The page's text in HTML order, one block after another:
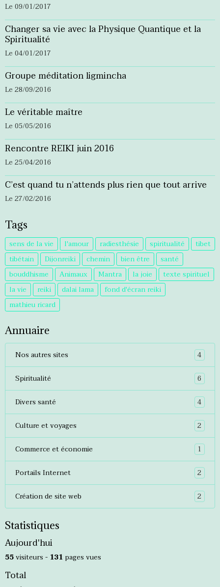
Le 09/01/2017
Changer sa vie avec la Physique Quantique et la
Spiritualité
Le 04/01/2017
Groupe méditation ligmincha
Le 28/09/2016
Le véritable maître
Le 05/05/2016
Rencontre REIKI juin 2016
Le 25/04/2016
C’est quand tu n’attends plus rien que tout arrive
Le 27/02/2016
Tags
sens de la vie l'amour radiesthésie spiritualité
tibet
tibétain
Dijonreiki chemin bien être
santé
bouddhisme
Animaux Mantra la joie
texte spirituel
la vie
reiki dalai lama
fond d'écran reiki
mathieu ricard
Annuaire
Nos autres sites 4
Spiritualité 6
Divers santé 4
Culture et voyages 2
Commerce et économie 1
Portails Internet 2
Création de site web 2
Statistiques
Aujourd'hui
55visiteurs - 131 pages vues
Total